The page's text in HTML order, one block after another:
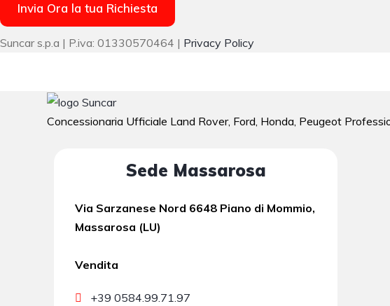
Invia Ora la tua Richiesta
Suncar s.p.a | P.iva: 01330570464 | Privacy Policy
Concessionaria Ufficiale Land Rover, Ford, Honda, Peugeot
Sede Massarosa
Via Sarzanese Nord 6648 Piano di Mommio,
Massarosa (LU)
Vendita
+39 0584.99.71.97